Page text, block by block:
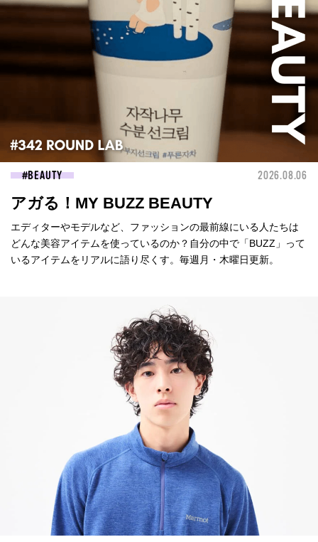
BEAUTY 2026.08.06
アガる！MY BUZZ BEAUTY
エディターやモデルなど、ファッションの最前線にいる人たちは
どんな美容アイテムを使っているのか？自分の中で「BUZZ」って
いるアイテムをリアルに語り尽くす。毎週月・木曜日更新。